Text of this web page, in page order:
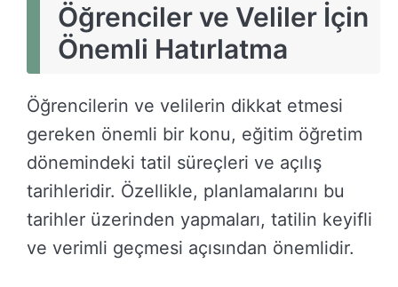
Öğrenciler ve Veliler İçin
Önemli Hatırlatma
Öğrencilerin ve velilerin dikkat etmesi
gereken önemli bir konu, eğitim öğretim
dönemindeki tatil süreçleri ve açılış
tarihleridir. Özellikle, planlamalarını bu
tarihler üzerinden yapmaları, tatilin keyifli
ve verimli geçmesi açısından önemlidir.